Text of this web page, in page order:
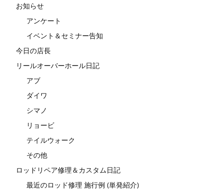
お知らせ
アンケート
イベント＆セミナー告知
今日の店長
リールオーバーホール日記
アブ
ダイワ
シマノ
リョービ
テイルウォーク
その他
ロッドリペア修理＆カスタム日記
最近のロッド修理 施行例 (単発紹介)